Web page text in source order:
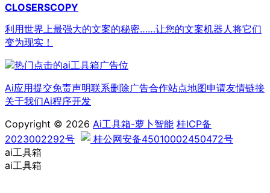
CLOSERSCOPY
利用世界上最强大的文案的秘密……让您的文案机器人将它们
变为现实！
Ai应用提交免责声明联系删除广告合作站点地图申请友情链接
关于我们Ai程序开发
Copyright © 2026 Ai工具箱-萝卜智能 桂ICP备
2023002292号
桂公网安备45010002450472号
ai工具箱
ai工具箱